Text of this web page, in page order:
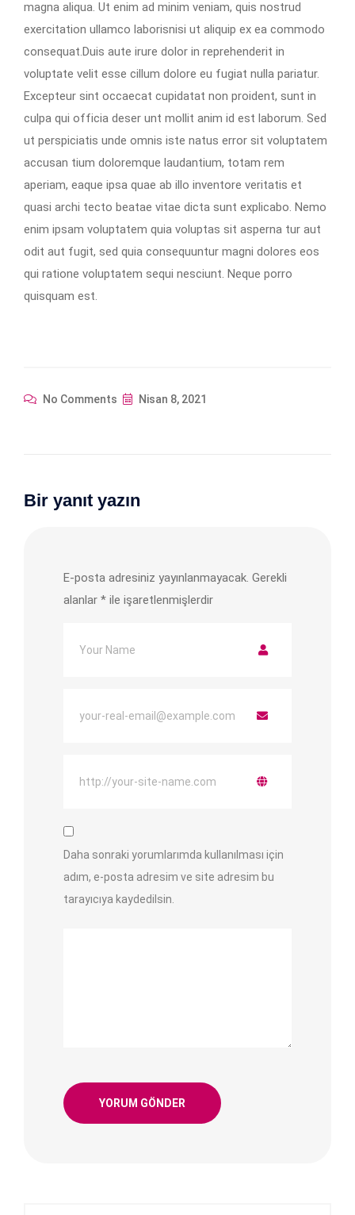
magna aliqua. Ut enim ad minim veniam, quis nostrud
exercitation ullamco laborisnisi ut aliquip ex ea commodo
consequat.Duis aute irure dolor in reprehenderit in
voluptate velit esse cillum dolore eu fugiat nulla pariatur.
Excepteur sint occaecat cupidatat non proident, sunt in
culpa qui officia deser unt mollit anim id est laborum. Sed
ut perspiciatis unde omnis iste natus error sit voluptatem
accusan tium doloremque laudantium, totam rem
aperiam, eaque ipsa quae ab illo inventore veritatis et
quasi archi tecto beatae vitae dicta sunt explicabo. Nemo
enim ipsam voluptatem quia voluptas sit asperna tur aut
odit aut fugit, sed quia consequuntur magni dolores eos
qui ratione voluptatem sequi nesciunt. Neque porro
quisquam est.
No Comments Nisan 8, 2021
Bir yanıt yazın
E-posta adresiniz yayınlanmayacak. Gerekli
alanlar * ile işaretlenmişlerdir
Daha sonraki yorumlarımda kullanılması için
adım, e-posta adresim ve site adresim bu
tarayıcıya kaydedilsin.